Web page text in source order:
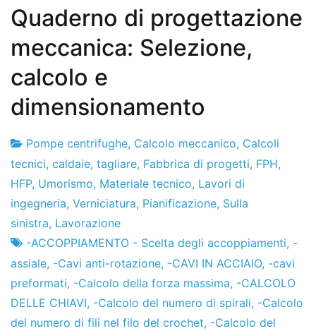
Quaderno di progettazione
meccanica: Selezione,
calcolo e
dimensionamento
Fabbrica
di
progetti
7
il
dicembre
de
2012
Pompe centrifughe, Calcolo meccanico, Calcoli
tecnici, caldaie, tagliare, Fabbrica di progetti, FPH,
HFP, Umorismo, Materiale tecnico, Lavori di
ingegneria, Verniciatura, Pianificazione, Sulla
sinistra, Lavorazione
-ACCOPPIAMENTO - Scelta degli accoppiamenti, -
assiale, -Cavi anti-rotazione, -CAVI IN ACCIAIO, -cavi
preformati, -Calcolo della forza massima, -CALCOLO
DELLE CHIAVI, -Calcolo del numero di spirali, -Calcolo
del numero di fili nel filo del crochet, -Calcolo del